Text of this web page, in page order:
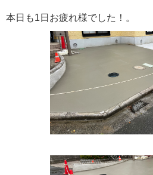
本日も1日お疲れ様でした！。